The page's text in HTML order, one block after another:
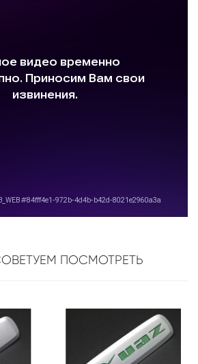
ПОСМОТРЕТЬ